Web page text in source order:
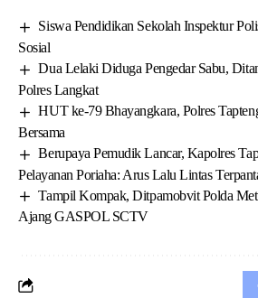
Siswa Pendidikan Sekolah Inspektur
Sosial
Dua Lelaki Diduga Pengedar Sabu,
Polres Langkat
HUT ke-79 Bhayangkara, Polres
Bersama
Berupaya Pemudik Lancar, Kapolres
Pelayanan Poriaha: Arus Lalu Lintas
Tampil Kompak, Ditpamobvit Polda
Ajang GASPOL SCTV